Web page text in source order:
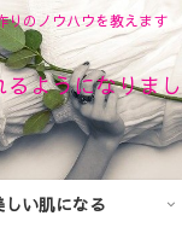
りのノウハウを教えます
ようになりまし
しい肌になる